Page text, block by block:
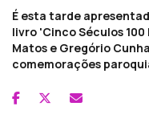
É esta tarde
livro 'Cinco Séculos
Matos e Gregório
comemorações